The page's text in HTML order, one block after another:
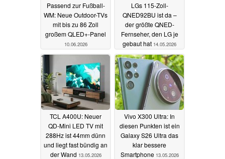
Passend zur Fußball-
WM: Neue Outdoor-TVs
mit bis zu 86 Zoll
großem QLED+-Panel
10.06.2026
LGs 115-Zoll-
QNED92BU ist da –
der größte QNED-
Fernseher, den LG je
gebaut hat 14.05.2026
TCL A400U: Neuer
QD-Mini LED TV mit
288Hz ist 44mm dünn
und liegt fast bündig an
der Wand 13.05.2026
Vivo X300 Ultra: In
diesen Punkten ist ein
Galaxy S26 Ultra das
klar bessere
Smartphone 13.05.2026